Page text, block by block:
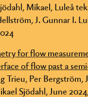
Mikael, Luleå
J. Gunnar I.
for flow
of flow past a
Trieu, Per Bergström,
Sjödahl, June